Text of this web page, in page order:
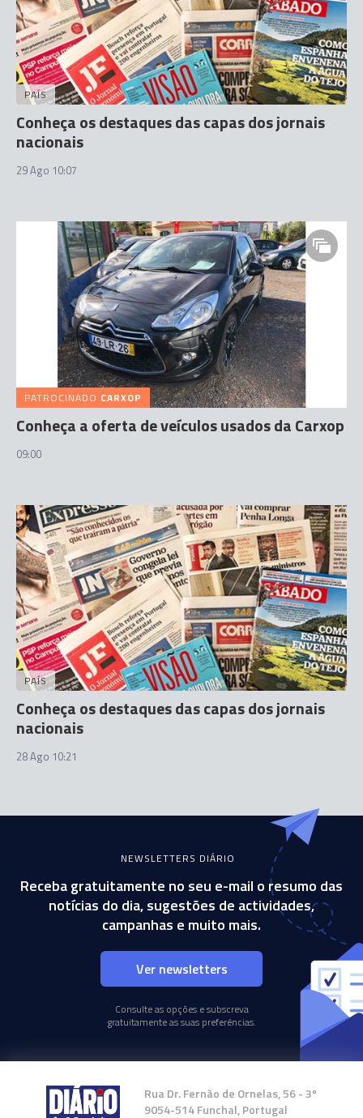
PAÍS
Conheça os destaques das capas dos jornais
nacionais
29 Ago 10:07
PATROCINADO CARXOP
Conheça a oferta de veículos usados da Carxop
09:00
PAÍS
Conheça os destaques das capas dos jornais
nacionais
28 Ago 10:21
NEWSLETTERS DIÁRIO
Receba gratuitamente no seu e-mail o resumo das
notícias do dia, sugestões de actividades,
campanhas e muito mais.
Ver newsletters
Consulte as opções e subscreva
gratuitamente as suas preferências.
Rua Dr. Fernão de Ornelas, 56 - 3º
9054-514 Funchal, Portugal